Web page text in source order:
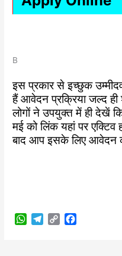
B
इस प्रकार से इच्छुक
हैं आवेदन प्रक्रिया जल्द
लोगों ने उपयुक्त में ही देखें
मई को लिंक यहां पर एक्टिव
बाद आप इसके लिए
W
C